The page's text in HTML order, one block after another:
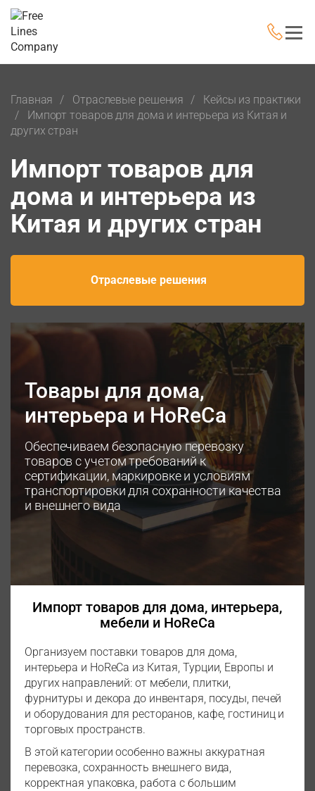
Главная Отраслевые решения
Кейсы из практики
Импорт товаров для дома и интерьера из Китая и
других стран
Импорт товаров для
дома и интерьера из
Китая и других стран
Отраслевые решения
Товары для дома,
интерьера и HoReCa
Обеспечиваем безопасную перевозку
товаров с учетом требований к
сертификации, маркировке и условиям
транспортировки для сохранности качества
и внешнего вида
Импорт товаров для дома, интерьера,
мебели и HoReCa
Организуем поставки товаров для дома,
интерьера и HoReCa из Китая, Турции, Европы и
других направлений: от мебели, плитки,
фурнитуры и декора до инвентаря, посуды, печей
и оборудования для ресторанов, кафе, гостиниц и
торговых пространств.
В этой категории особенно важны аккуратная
перевозка, сохранность внешнего вида,
корректная упаковка, работа с большим